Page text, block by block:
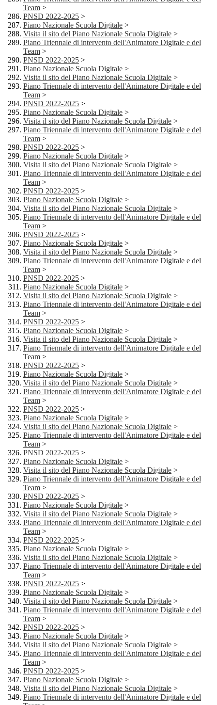
Team >
PNSD 2022-2025 >
Piano Nazionale Scuola Digitale >
Visita il sito del Piano Nazionale Scuola Digitale >
Piano Triennale di intervento dell'Animatore Digitale e del
Team >
PNSD 2022-2025 >
Piano Nazionale Scuola Digitale >
Visita il sito del Piano Nazionale Scuola Digitale >
Piano Triennale di intervento dell'Animatore Digitale e del
Team >
PNSD 2022-2025 >
Piano Nazionale Scuola Digitale >
Visita il sito del Piano Nazionale Scuola Digitale >
Piano Triennale di intervento dell'Animatore Digitale e del
Team >
PNSD 2022-2025 >
Piano Nazionale Scuola Digitale >
Visita il sito del Piano Nazionale Scuola Digitale >
Piano Triennale di intervento dell'Animatore Digitale e del
Team >
PNSD 2022-2025 >
Piano Nazionale Scuola Digitale >
Visita il sito del Piano Nazionale Scuola Digitale >
Piano Triennale di intervento dell'Animatore Digitale e del
Team >
PNSD 2022-2025 >
Piano Nazionale Scuola Digitale >
Visita il sito del Piano Nazionale Scuola Digitale >
Piano Triennale di intervento dell'Animatore Digitale e del
Team >
PNSD 2022-2025 >
Piano Nazionale Scuola Digitale >
Visita il sito del Piano Nazionale Scuola Digitale >
Piano Triennale di intervento dell'Animatore Digitale e del
Team >
PNSD 2022-2025 >
Piano Nazionale Scuola Digitale >
Visita il sito del Piano Nazionale Scuola Digitale >
Piano Triennale di intervento dell'Animatore Digitale e del
Team >
PNSD 2022-2025 >
Piano Nazionale Scuola Digitale >
Visita il sito del Piano Nazionale Scuola Digitale >
Piano Triennale di intervento dell'Animatore Digitale e del
Team >
PNSD 2022-2025 >
Piano Nazionale Scuola Digitale >
Visita il sito del Piano Nazionale Scuola Digitale >
Piano Triennale di intervento dell'Animatore Digitale e del
Team >
PNSD 2022-2025 >
Piano Nazionale Scuola Digitale >
Visita il sito del Piano Nazionale Scuola Digitale >
Piano Triennale di intervento dell'Animatore Digitale e del
Team >
PNSD 2022-2025 >
Piano Nazionale Scuola Digitale >
Visita il sito del Piano Nazionale Scuola Digitale >
Piano Triennale di intervento dell'Animatore Digitale e del
Team >
PNSD 2022-2025 >
Piano Nazionale Scuola Digitale >
Visita il sito del Piano Nazionale Scuola Digitale >
Piano Triennale di intervento dell'Animatore Digitale e del
Team >
PNSD 2022-2025 >
Piano Nazionale Scuola Digitale >
Visita il sito del Piano Nazionale Scuola Digitale >
Piano Triennale di intervento dell'Animatore Digitale e del
Team >
PNSD 2022-2025 >
Piano Nazionale Scuola Digitale >
Visita il sito del Piano Nazionale Scuola Digitale >
Piano Triennale di intervento dell'Animatore Digitale e del
Team >
PNSD 2022-2025 >
Piano Nazionale Scuola Digitale >
Visita il sito del Piano Nazionale Scuola Digitale >
Piano Triennale di intervento dell'Animatore Digitale e del